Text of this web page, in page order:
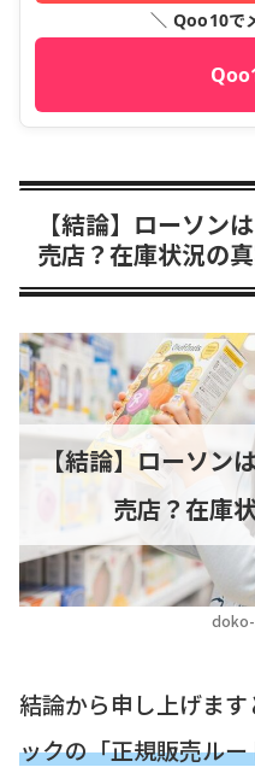
＼ Qoo10で
【結論】ローソン
売店？在庫状況の
【結論】ローソン
売店？在庫
結論から申し上げます
ックの「正規販売ル